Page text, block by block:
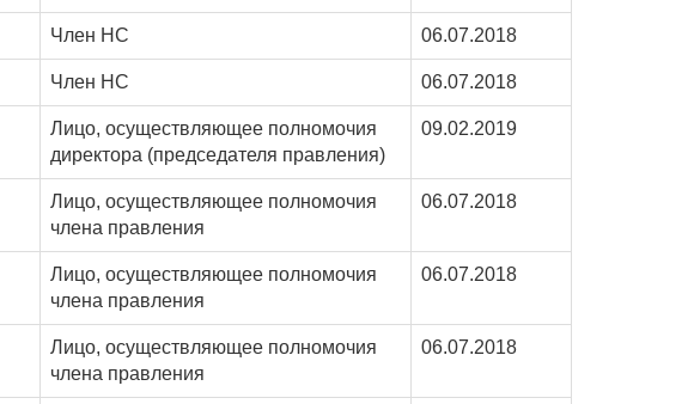
Член НС 06.07.2018
Член НС 06.07.2018
Лицо, осуществляющее полномочия
директора (председателя правления)
09.02.2019
Лицо, осуществляющее полномочия
члена правления
06.07.2018
Лицо, осуществляющее полномочия
члена правления
06.07.2018
Лицо, осуществляющее полномочия
члена правления
06.07.2018